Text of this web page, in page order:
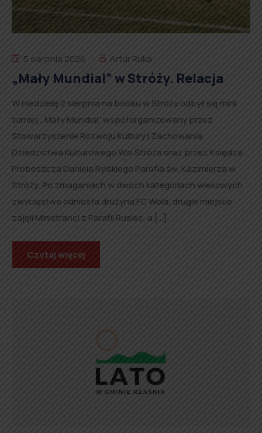
5 sierpnia 2026 Artur Ruka
„Mały Mundial” w Stróży. Relacja
W niedzielę 2 sierpnia na boisku w Stróży odbył się mini
turniej ,,Mały Mundial” współorganizowany przez
Stowarzyszenie Rozwoju Kultury i Zachowania
Dziedzictwa Kulturowego Wsi Stróża oraz przez Księdza
Proboszcza Daniela Rylskiego Parafia św. Kazimierza w
Stróży. Po zmaganiach w dwóch kategoriach wiekowych
zwycięstwo odniosła drużyna FC Wola, drugie miejsce
zajęli Ministranci z Parafii Rusiec, a […]
Czytaj więcej